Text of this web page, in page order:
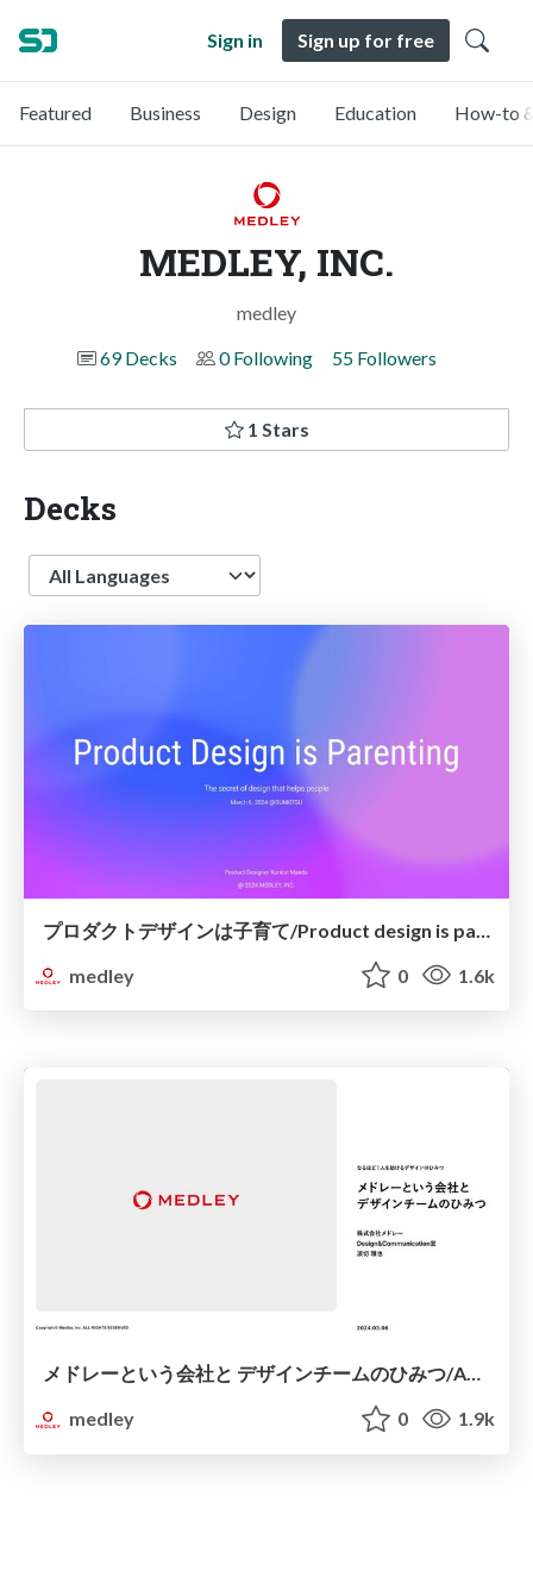
Sign in Sign up for free
Featured Business Design Education How-to
MEDLEY, INC.
medley
69 Decks
0 Following 55 Followers
1 Stars
Decks
Language
medley
0 1.6k
メドレーという会社と デザインチームのひみつ/About Medley design team
medley
0 1.9k